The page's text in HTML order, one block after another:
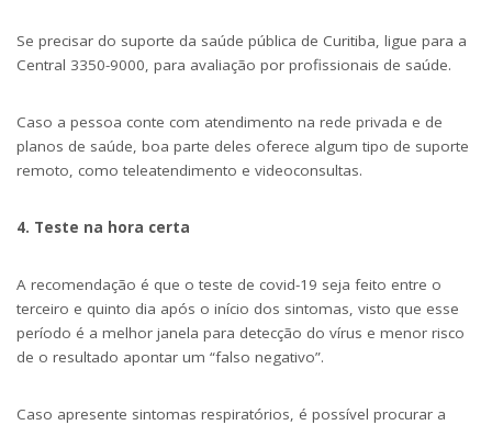
Se precisar do suporte da saúde pública de Curitiba, ligue para a
Central 3350-9000, para avaliação por profissionais de saúde.
Caso a pessoa conte com atendimento na rede privada e de
planos de saúde, boa parte deles oferece algum tipo de suporte
remoto, como teleatendimento e videoconsultas.
4. Teste na hora certa
A recomendação é que o teste de covid-19 seja feito entre o
terceiro e quinto dia após o início dos sintomas, visto que esse
período é a melhor janela para detecção do vírus e menor risco
de o resultado apontar um “falso negativo”.
Caso apresente sintomas respiratórios, é possível procurar a